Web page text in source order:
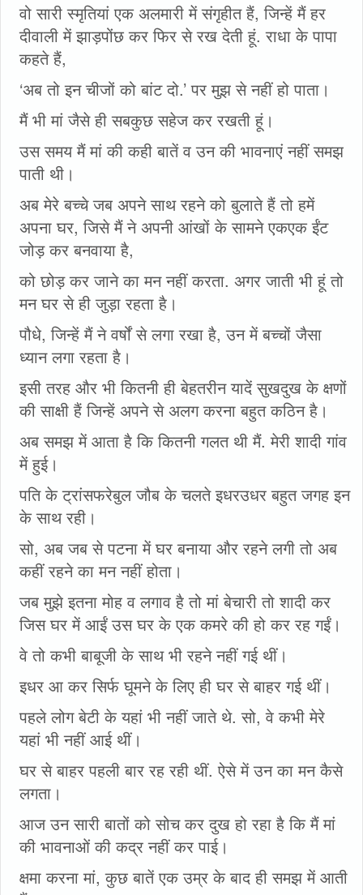
वो सारी स्मृतियां एक अलमारी में संगृहीत हैं, जिन्हें मैं हर
दीवाली में झाड़पोंछ कर फिर से रख देती हूं. राधा के पापा
कहते हैं,
‘अब तो इन चीजों को बांट दो.’ पर मुझ से नहीं हो पाता।
मैं भी मां जैसे ही सबकुछ सहेज कर रखती हूं।
उस समय मैं मां की कही बातें व उन की भावनाएं नहीं समझ
पाती थी।
अब मेरे बच्चे जब अपने साथ रहने को बुलाते हैं तो हमें
अपना घर, जिसे मैं ने अपनी आंखों के सामने एकएक ईंट
जोड़ कर बनवाया है,
को छोड़ कर जाने का मन नहीं करता. अगर जाती भी हूं तो
मन घर से ही जुड़ा रहता है।
पौधे, जिन्हें मैं ने वर्षों से लगा रखा है, उन में बच्चों जैसा
ध्यान लगा रहता है।
इसी तरह और भी कितनी ही बेहतरीन यादें सुखदुख के क्षणों
की साक्षी हैं जिन्हें अपने से अलग करना बहुत कठिन है।
अब समझ में आता है कि कितनी गलत थी मैं. मेरी शादी गांव
में हुई।
पति के ट्रांसफरेबुल जौब के चलते इधरउधर बहुत जगह इन
के साथ रही।
सो, अब जब से पटना में घर बनाया और रहने लगी तो अब
कहीं रहने का मन नहीं होता।
जब मुझे इतना मोह व लगाव है तो मां बेचारी तो शादी कर
जिस घर में आईं उस घर के एक कमरे की हो कर रह गईं।
वे तो कभी बाबूजी के साथ भी रहने नहीं गई थीं।
इधर आ कर सिर्फ घूमने के लिए ही घर से बाहर गई थीं।
पहले लोग बेटी के यहां भी नहीं जाते थे. सो, वे कभी मेरे
यहां भी नहीं आई थीं।
घर से बाहर पहली बार रह रही थीं. ऐसे में उन का मन कैसे
लगता।
आज उन सारी बातों को सोच कर दुख हो रहा है कि मैं मां
की भावनाओं की कद्र नहीं कर पाई।
क्षमा करना मां, कुछ बातें एक उम्र के बाद ही समझ में आती